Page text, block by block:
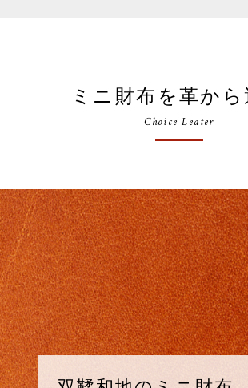
ミニ財布を革から
Choice Leater